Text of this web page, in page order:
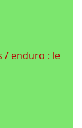
/ enduro : le